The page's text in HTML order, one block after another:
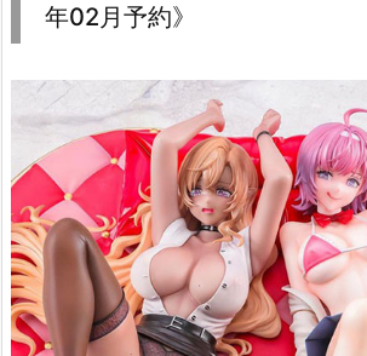
年02月予約》